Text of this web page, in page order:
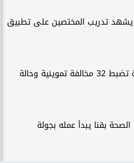
تدريب المختصين على تطبيق
حملة مكبرة تضبط 32 مخالفة تموينية وحالة
بقنا يبدأ عمله بجولة